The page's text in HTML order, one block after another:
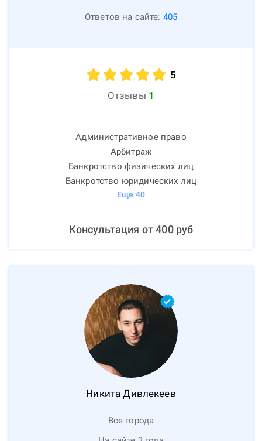
Ответов на сайте: 405
5
Отзывы 1
Административное право
Арбитраж
Банкротство физических лиц
Банкротство юридических лиц
Ещё 40
Консультация от400руб
Никита Дивлекеев
Все города